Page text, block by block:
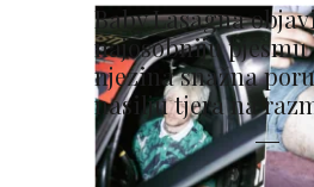
Baby Lasagna
najosobniju pjesmu
njezina snažna
nasilju tjera na